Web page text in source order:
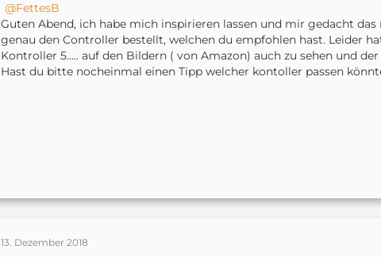
FettesB
Guten Abend, ich habe mich inspirieren lassen und mir gedacht
genau den Controller bestellt, welchen du empfohlen hast. Leider
Kontroller 5..... auf den Bildern ( von Amazon) auch zu sehen und
Hast du bitte nocheinmal einen Tipp welcher kontoller passen
13. Dezember 2018